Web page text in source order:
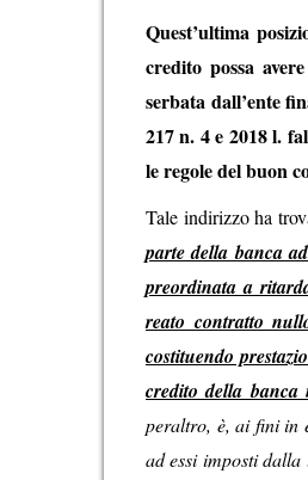
Quest’ultima
credito possa
serbata dall’ente
217 n. 4 e 2018 l.
le regole del buon
Tale indirizzo ha
parte della banca
preordinata a
reato contratto
costituendo
credito della
peraltro, è, ai fini in
ad essi imposti